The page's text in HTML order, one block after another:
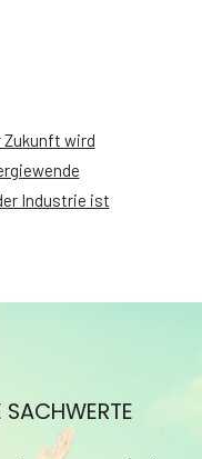
wird
Industrie ist
SACHWERTE